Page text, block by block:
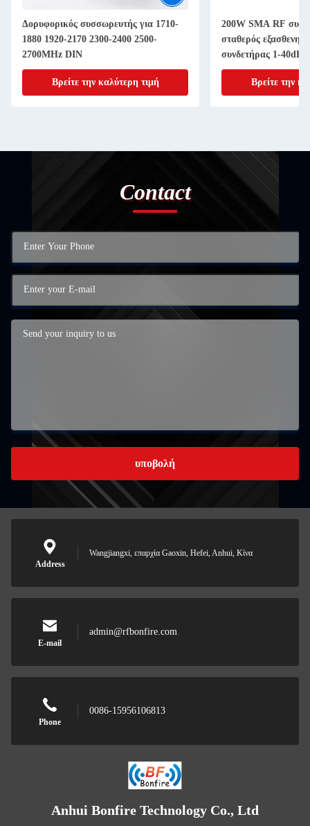
Δορυφορικός συσσωρευτής για 1710-
1880 1920-2170 2300-2400 2500-
2700MHz DIN
Βρείτε την καλύτερη τιμή
200W SMA RF
σταθερός
συνδετήρας 1-40dB
Βρείτε την
Contact
υποβολή
Address
Wangjiangxi, επαρχία Gaoxin, Hefei, Anhui, Κίνα
E-mail
admin@rfbonfire.com
Phone
0086-15956106813
Anhui Bonfire Technology Co., Ltd